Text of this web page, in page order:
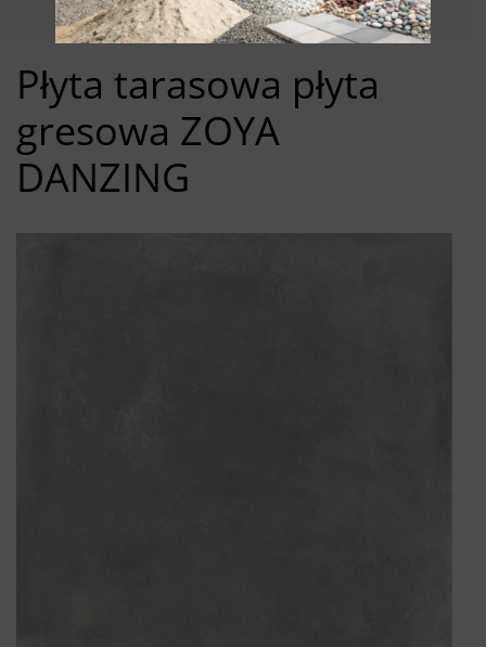
Płyta tarasowa płyta
gresowa ZOYA
DANZING